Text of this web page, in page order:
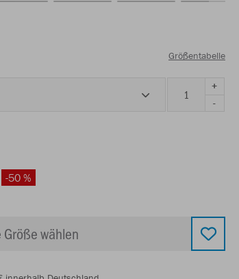
Größentabelle
+
-
-50 %
wählen